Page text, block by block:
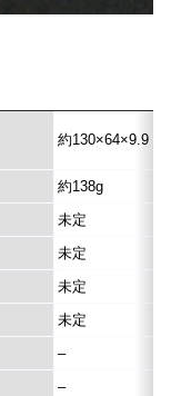
約130×64×9.9
約138g
未定
未定
未定
未定
–
–